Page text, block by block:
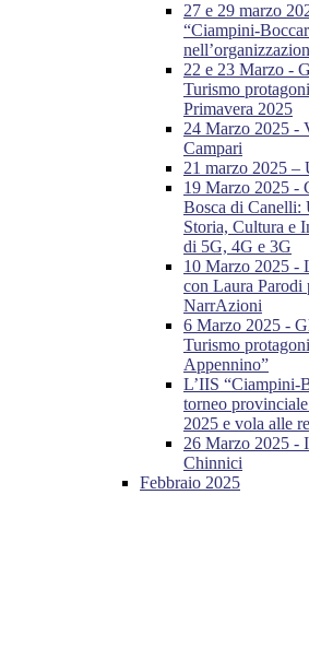
27 e 29 marzo
“Ciampini-
22 e 23 Marzo -
Turismo
Primavera 2025
24 Marzo 2025 -
Campari
21 marzo 2025 –
19 Marzo 2025 -
Bosca di Canelli:
Storia, Cultura e
di 5G, 4G e 3G
10 Marzo 2025 -
con Laura Parodi
NarrAzioni
6 Marzo 2025 -
Turismo
Appennino”
L’IIS “Ciampini-
torneo
2025 e vola alle
26 Marzo 2025 -
Chinnici
Febbraio 2025